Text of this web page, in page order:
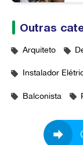
Outras
Arquiteto
Instalador
Balconista